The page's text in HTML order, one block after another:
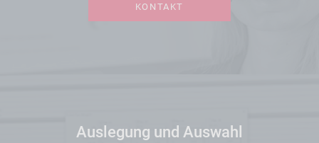
KONTAKT
Auslegung und Auswahl